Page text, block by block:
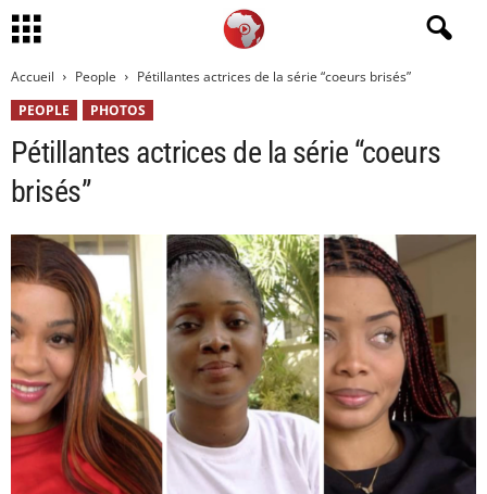
Accueil People
Pétillantes actrices de la série “coeurs brisés”
PEOPLE
PHOTOS
Pétillantes actrices de la série “coeurs
brisés”